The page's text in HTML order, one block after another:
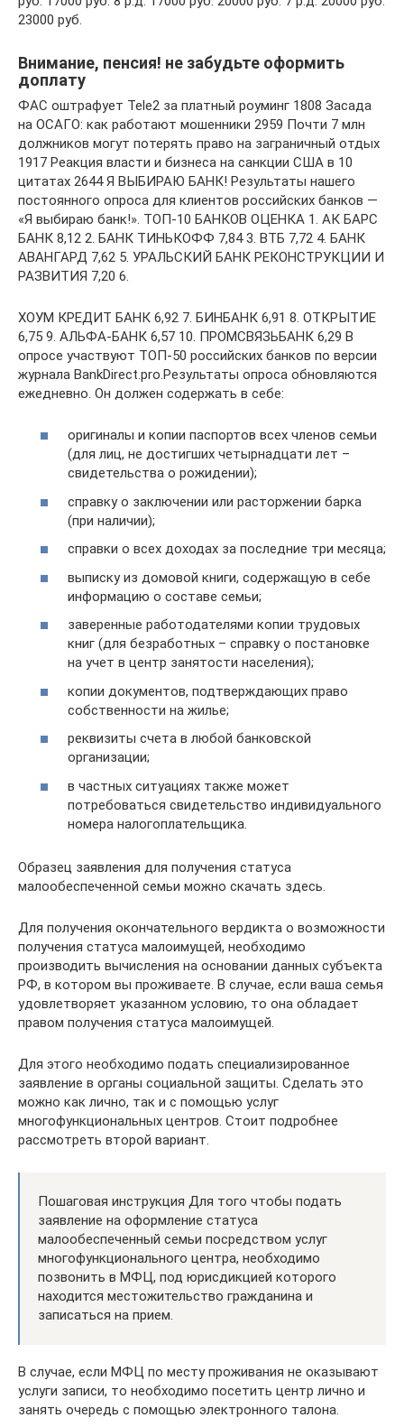
23000 руб.
Внимание, пенсия! не забудьте оформить
доплату
ФАС оштрафует Tele2 за платный роуминг 1808 Засада
на ОСАГО: как работают мошенники 2959 Почти 7 млн
должников могут потерять право на заграничный отдых
1917 Реакция власти и бизнеса на санкции США в 10
цитатах 2644 Я ВЫБИРАЮ БАНК! Результаты нашего
постоянного опроса для клиентов российских банков —
«Я выбираю банк!». ТОП-10 БАНКОВ ОЦЕНКА 1. АК БАРС
БАНК 8,12 2. БАНК ТИНЬКОФФ 7,84 3. ВТБ 7,72 4. БАНК
АВАНГАРД 7,62 5. УРАЛЬСКИЙ БАНК РЕКОНСТРУКЦИИ И
РАЗВИТИЯ 7,20 6.
ХОУМ КРЕДИТ БАНК 6,92 7. БИНБАНК 6,91 8. ОТКРЫТИЕ
6,75 9. АЛЬФА-БАНК 6,57 10. ПРОМСВЯЗЬБАНК 6,29 В
опросе участвуют ТОП-50 российских банков по версии
журнала BankDirect.pro.Результаты опроса обновляются
ежедневно. Он должен содержать в себе:
оригиналы и копии паспортов всех членов семьи
(для лиц, не достигших четырнадцати лет –
свидетельства о рожидении);
справку о заключении или расторжении барка
(при наличии);
справки о всех доходах за последние три месяца;
выписку из домовой книги, содержащую в себе
информацию о составе семьи;
заверенные работодателями копии трудовых
книг (для безработных – справку о постановке
на учет в центр занятости населения);
копии документов, подтверждающих право
собственности на жилье;
реквизиты счета в любой банковской
организации;
в частных ситуациях также может
потребоваться свидетельство индивидуального
номера налогоплательщика.
Образец заявления для получения статуса
малообеспеченной семьи можно скачать здесь.
Для получения окончательного вердикта о возможности
получения статуса малоимущей, необходимо
производить вычисления на основании данных субъекта
РФ, в котором вы проживаете. В случае, если ваша семья
удовлетворяет указанном условию, то она обладает
правом получения статуса малоимущей.
Для этого необходимо подать специализированное
заявление в органы социальной защиты. Сделать это
можно как лично, так и с помощью услуг
многофункциональных центров. Стоит подробнее
рассмотреть второй вариант.
Пошаговая инструкция Для того чтобы подать
заявление на оформление статуса
малообеспеченный семьи посредством услуг
многофункционального центра, необходимо
позвонить в МФЦ, под юрисдикцией которого
находится местожительство гражданина и
записаться на прием.
В случае, если МФЦ по месту проживания не оказывают
услуги записи, то необходимо посетить центр лично и
занять очередь с помощью электронного талона.